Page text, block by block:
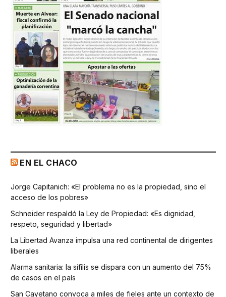
EN EL CHACO
Jorge Capitanich: «El problema no es la propiedad, sino el
acceso de los pobres»
Schneider respaldó la Ley de Propiedad: «Es dignidad,
respeto, seguridad y libertad»
La Libertad Avanza impulsa una red continental de dirigentes
liberales
Alarma sanitaria: la sífilis se dispara con un aumento del 75%
de casos en el país
San Cayetano convoca a miles de fieles ante un contexto de